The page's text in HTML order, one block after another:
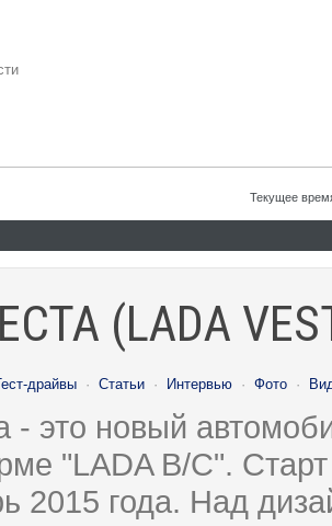
Текущее
(LADA
драйвы · Статьи · Интервью · Фото ·
- это новый
"LADA B/C".
2015 года. Над